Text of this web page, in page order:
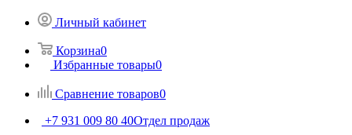
Личный кабинет
Корзина0
Избранные товары0
Сравнение товаров0
+7 931 009 80 40Отдел продаж